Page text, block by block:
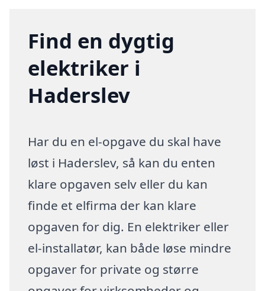
Find en dygtig
elektriker i
Haderslev
Har du en el-opgave du skal have
løst i Haderslev, så kan du enten
klare opgaven selv eller du kan
finde et elfirma der kan klare
opgaven for dig. En elektriker eller
el-installatør, kan både løse mindre
opgaver for private og større